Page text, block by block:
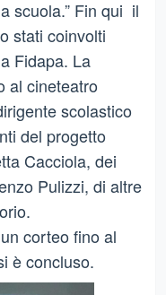
scuola.” Fin qui il
stati coinvolti
Fidapa. La
al cineteatro
scolastico
del progetto
Cacciola, dei
Pulizzi, di altre
corteo fino al
è concluso.